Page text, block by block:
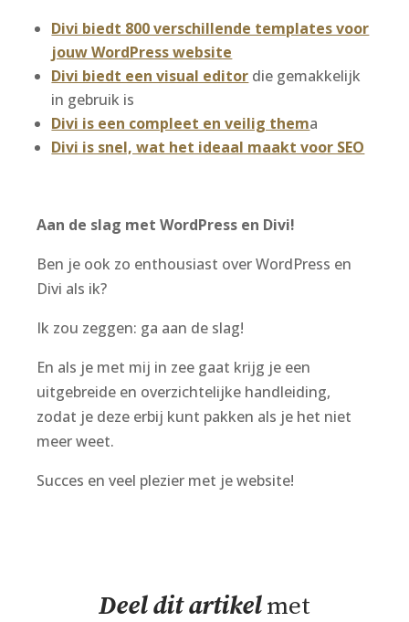
Divi biedt 800 verschillende templates voor
jouw WordPress website
Divi biedt een visual editor die gemakkelijk
in gebruik is
Divi is een compleet en veilig thema
Divi is snel, wat het ideaal maakt voor SEO
Aan de slag met WordPress en Divi!
Ben je ook zo enthousiast over WordPress en
Divi als ik?
Ik zou zeggen: ga aan de slag!
En als je met mij in zee gaat krijg je een
uitgebreide en overzichtelijke handleiding,
zodat je deze erbij kunt pakken als je het niet
meer weet.
Succes en veel plezier met je website!
Deel dit artikelmet